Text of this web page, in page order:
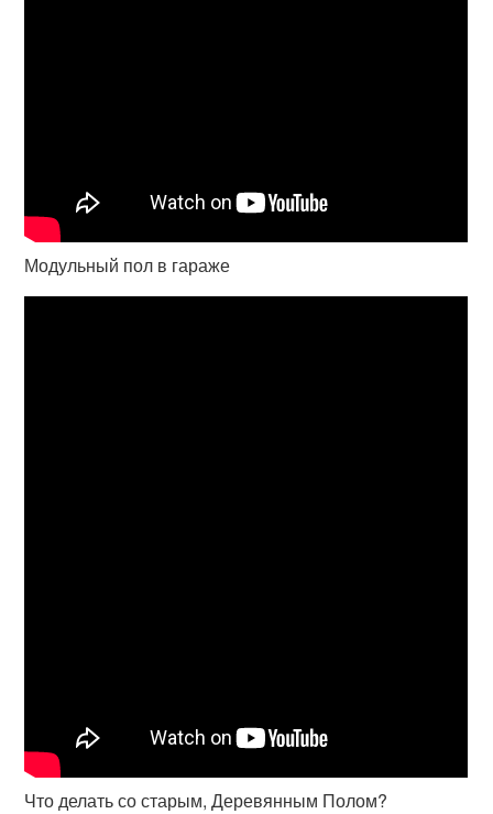
Модульный пол в гараже
Что делать со старым, Деревянным Полом?